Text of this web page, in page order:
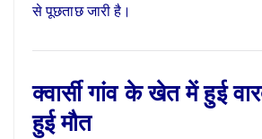
से पूछताछ जारी है।
क्वार्सी गांव के खेत में हुई
हुई मौत